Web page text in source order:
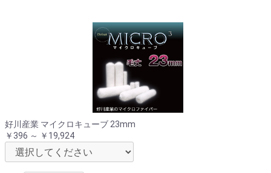
好川産業 マイクロキューブ 23mm
￥396 ～ ￥19,924